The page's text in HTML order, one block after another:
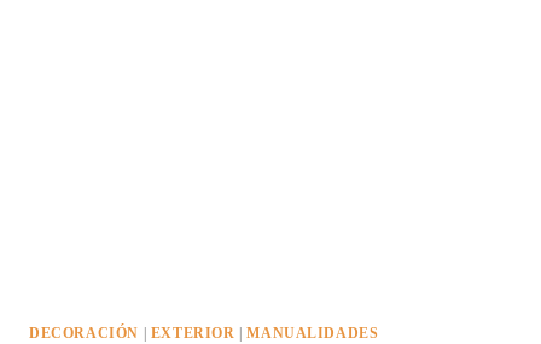
DECORACIÓN EXTERIOR |MANUALIDADES